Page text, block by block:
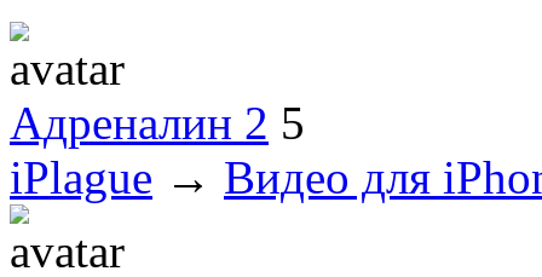
Адреналин 2 5
iPlague → Видео для